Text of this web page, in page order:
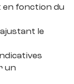
en fonction du
le
un